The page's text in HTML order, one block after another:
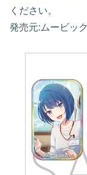
ください。
発売元:ムービック